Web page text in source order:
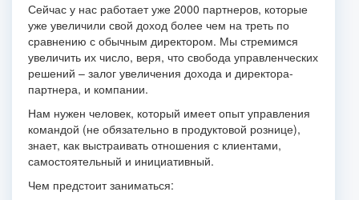
Сейчас у нас работает уже 2000 партнеров, которые
уже увеличили свой доход более чем на треть по
сравнению с обычным директором. Мы стремимся
увеличить их число, веря, что свобода управленческих
решений – залог увеличения дохода и директора-
партнера, и компании.
Нам нужен человек, который имеет опыт управления
командой (не обязательно в продуктовой рознице),
знает, как выстраивать отношения с клиентами,
самостоятельный и инициативный.
Чем предстоит заниматься: